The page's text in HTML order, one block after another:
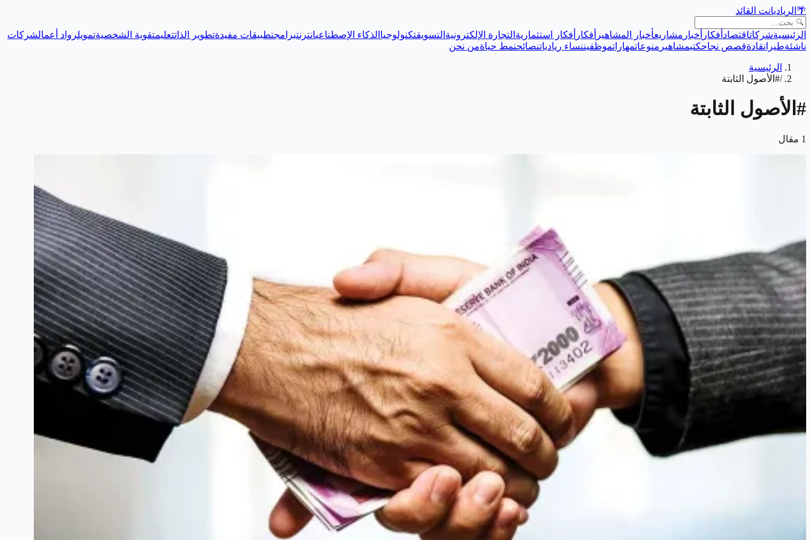
🌴 الرياديانت القائد
الرئيسيةشركاتاقتصاد أفكار أخبار مشاريعأخبار المشاهير أفكار أفكار استثمارية التجارة الإلكترونية التسويقتكنولوجيا الذكاء الإصطناعيانترنتبرامجتطبيقات مفيدةتطوير الذاتتعليمتقوية الشخصيةتمويلرواد أعمالشركات
ناشئةطيرانقادةقصص نجاحكتبمشاهير منوعاتمهاراتموظفيننساء ريادياتنصائحنمط حياةمن نحن
الرئيسية
/#الأصول الثابتة
# الأصول الثابتة
1 مقال